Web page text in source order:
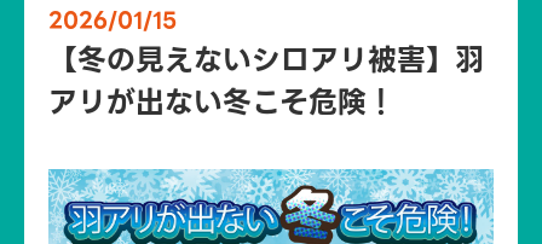
2026/01/15
【冬の見えないシロアリ被害】羽
アリが出ない冬こそ危険！